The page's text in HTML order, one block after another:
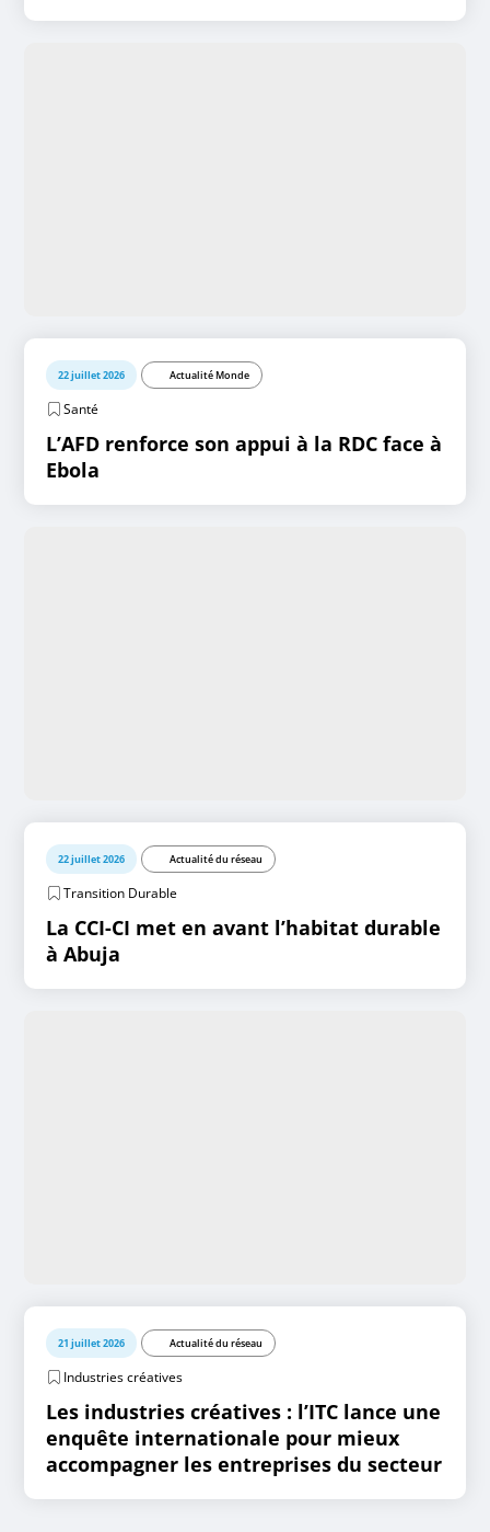
22 juillet 2026 Actualité Monde
Santé
L’AFD renforce son appui à la RDC face à
Ebola
22 juillet 2026 Actualité du réseau
Transition Durable
La CCI-CI met en avant l’habitat durable
à Abuja
21 juillet 2026 Actualité du réseau
Industries créatives
Les industries créatives : l’ITC lance une
enquête internationale pour mieux
accompagner les entreprises du secteur